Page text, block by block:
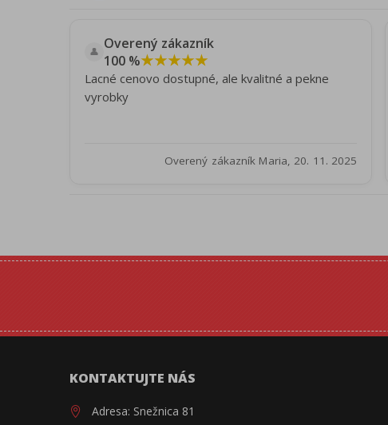
👤 Overený zákazník
100 %★★★★★
Lacné cenovo dostupné, ale kvalitné a pekne
vyrobky
Overený zákazník Maria, 20. 11. 2025
KONTAKTUJTE NÁS
Adresa: Snežnica 81